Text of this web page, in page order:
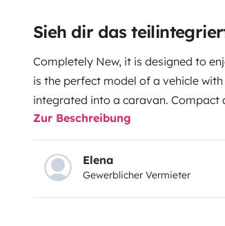
Sieh dir das
Completely New, it is designed to
is the perfect model of a vehicle
integrated into a caravan. Compact
distributed environments, ideal for
MILEO 263 model - Fiat 140 hp
Height 289 Width 230
USB's in the house to charge
view camera + 140W solar panel +
Zur Beschreibung
Elena
Gewerblicher Vermieter